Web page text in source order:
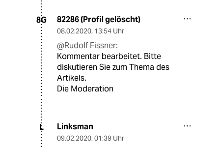
8G 82286 (Profil gelöscht)
08.02.2020, 13:54 Uhr
@Rudolf Fissner:
Kommentar bearbeitet. Bitte
diskutieren Sie zum Thema des
Artikels.
Die Moderation
L Linksman
09.02.2020, 01:39 Uhr